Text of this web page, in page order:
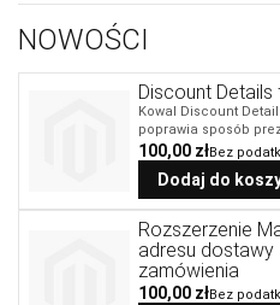
NOWOŚCI
Discount
Kowal Discount
poprawia sposób
ścieżce zakupowej
produktu, ale także
realną wartość oszczędności.
ograniczyć
szczególnie gdy
kuponów
Informacja o rabacie
minicart, koszyku,
agresywnego
100,00 zł
Dodaj do
Rozszerzenie
adresu
zamówienia
100,00 zł